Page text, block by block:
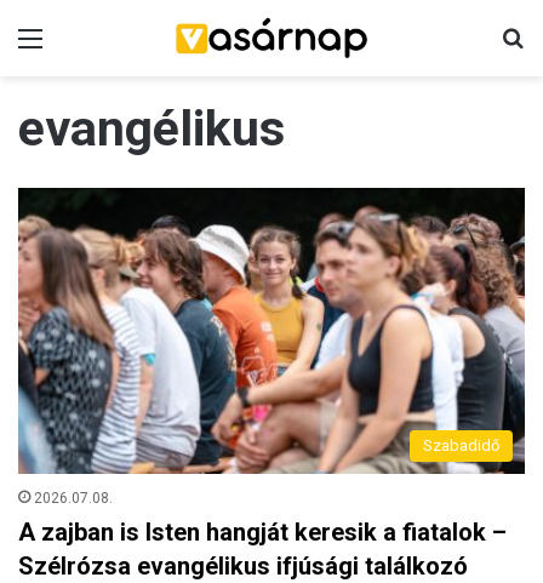
evangélikus
Szabadidő
2026.07.08.
A zajban is Isten hangját keresik a fiatalok –
Szélrózsa evangélikus ifjúsági találkozó